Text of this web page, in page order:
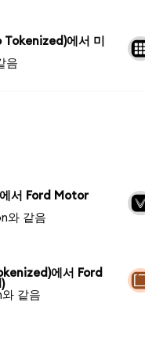
에서 미
음
서 Ford Motor
와 같음
에서 Ford
같음